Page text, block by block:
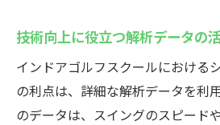
技術向上に役立つ解析データの
インドアゴルフスクールにおける
の利点は、詳細な解析データを利
のデータは、スイングのスピード